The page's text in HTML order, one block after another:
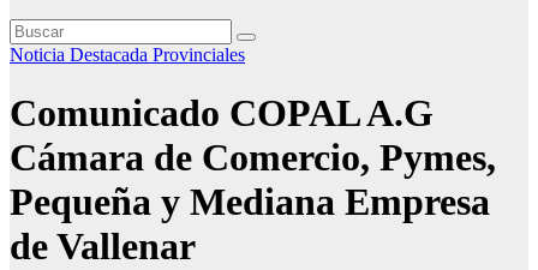
Noticia Destacada Provinciales
Comunicado COPAL A.G
Cámara de Comercio, Pymes,
Pequeña y Mediana Empresa
de Vallenar